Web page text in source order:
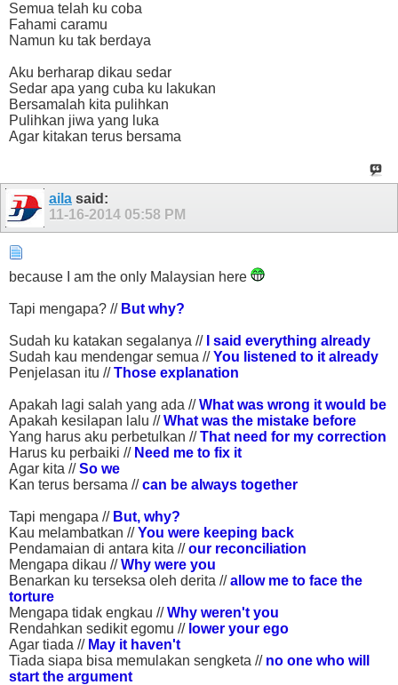
Semua telah ku coba
Fahami caramu
Namun ku tak berdaya
Aku berharap dikau sedar
Sedar apa yang cuba ku lakukan
Bersamalah kita pulihkan
Pulihkan jiwa yang luka
Agar kitakan terus bersama
aila said:
11-16-2014 05:58 PM
because I am the only Malaysian here
Tapi mengapa? // But why?
Sudah ku katakan segalanya //
I said everything already
Sudah kau mendengar semua //You listened to it already
Penjelasan itu //Those explanation
Apakah lagi salah yang ada //What was wrong it would be
Apakah kesilapan lalu // What was the mistake before
Yang harus aku perbetulkan //That need for my correction
Harus ku perbaiki // Need me to fix it
Agar kita //So we
Kan terus bersama // can be always together
Tapi mengapa // But, why?
Kau melambatkan // You were keeping back
Pendamaian di antara kita //our reconciliation
Mengapa dikau //Why were you
Benarkan ku terseksa oleh derita //allow me to face the
torture
Mengapa tidak engkau //Why weren't you
Rendahkan sedikit egomu // lower your ego
Agar tiada // May it haven't
Tiada siapa bisa memulakan sengketa // no one who will
start the argument